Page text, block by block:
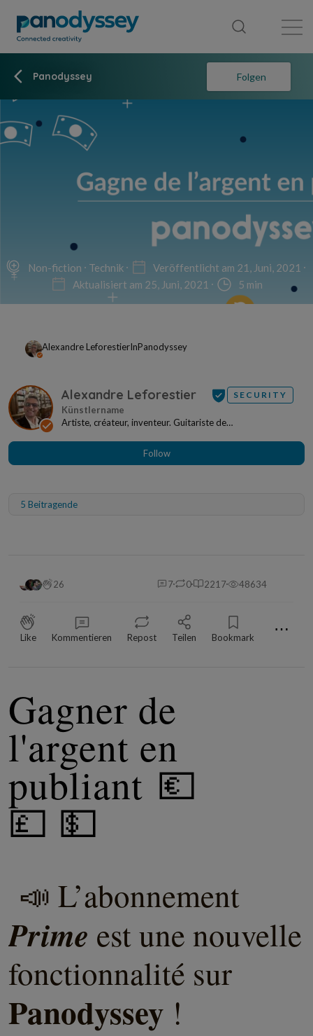
Panodyssey Folgen
Non-fiction Technik
Veröffentlicht am 21, Juni, 2021
Aktualisiert am 25, Juni, 2021
5 min
Alexandre LeforestierInPanodyssey
Alexandre Leforestier SECURITY
Artiste, créateur, inventeur. Guitariste de
Follow
5 Beitragende
26 7 0 2217 48634
Like Kommentieren Repost Teilen Bookmark ⋯
Gagner de
l'argent en
publiant 💶
💷 💵
📣 L’abonnement
Prime est une nouvelle
fonctionnalité sur
Panodyssey !